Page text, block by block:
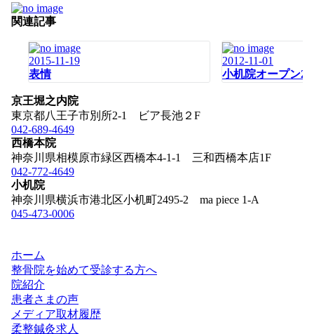
ゲ
ー
関連記事
2015-11-19
表情
2012-11-01
小机院オープン2
京王堀之内院
東京都八王子市別所2-1 ビア長池２F
042-689-4649
西橋本院
神奈川県相模原市緑区西橋本4-1-1 三和西橋本店1F
042-772-4649
小机院
神奈川県横浜市港北区小机町2495-2 ma piece 1-A
045-473-0006
ホーム
整骨院を始めて受診する方へ
院紹介
患者さまの声
メディア取材履歴
柔整鍼灸求人